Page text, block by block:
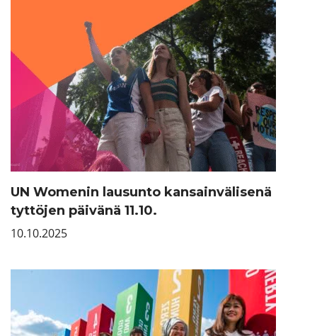
UN Womenin lausunto kansainvälisenä
tyttöjen päivänä 11.10.
10.10.2025